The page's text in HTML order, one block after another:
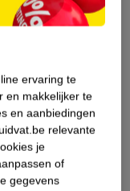
geen Nature
ervaring te
en makkelijker te
en aanbiedingen
relevante
je
of
gegevens